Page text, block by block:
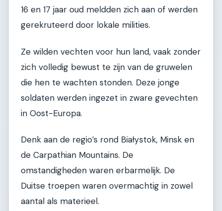
16 en 17 jaar oud meldden zich aan of werden
gerekruteerd door lokale milities.
Ze wilden vechten voor hun land, vaak zonder
zich volledig bewust te zijn van de gruwelen
die hen te wachten stonden. Deze jonge
soldaten werden ingezet in zware gevechten
in Oost-Europa.
Denk aan de regio’s rond Białystok, Minsk en
de Carpathian Mountains. De
omstandigheden waren erbarmelijk. De
Duitse troepen waren overmachtig in zowel
aantal als materieel.